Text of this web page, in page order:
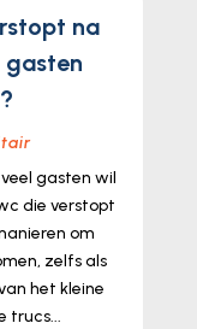
na
gasten wil
die verstopt
om
zelfs als
het kleine
trucs...